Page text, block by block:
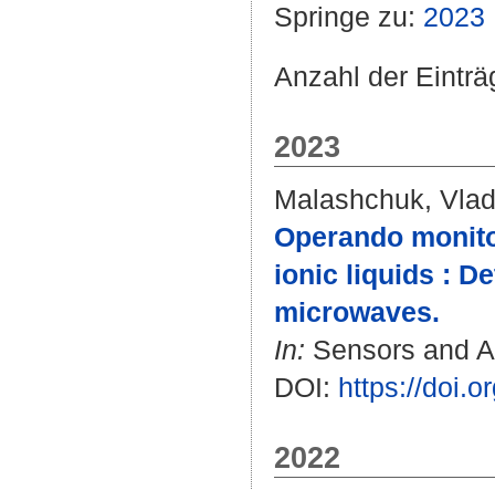
Springe zu: 2023
Anzahl der
2023
Malashchuk,
Operando
ionic liquids :
microwaves.
In: Sensors and
DOI: https://
2022